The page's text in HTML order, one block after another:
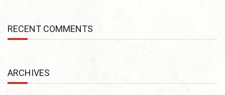
RECENT COMMENTS
ARCHIVES